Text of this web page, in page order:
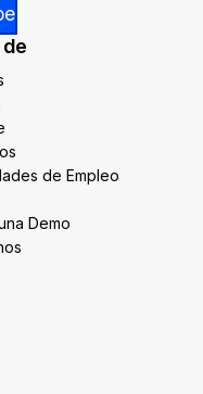
de Empleo
Demo